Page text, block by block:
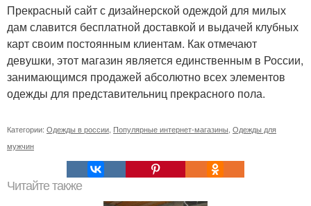
Прекрасный сайт с дизайнерской одеждой для милых
дам славится бесплатной доставкой и выдачей клубных
карт своим постоянным клиентам. Как отмечают
девушки, этот магазин является единственным в России,
занимающимся продажей абсолютно всех элементов
одежды для представительниц прекрасного пола.
Категории: Одежды в россии, Популярные интернет-магазины, Одежды для
мужчин
Читайте также